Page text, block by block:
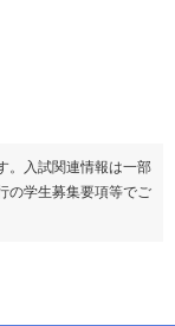
。入試関連情報は一部
の学生募集要項等でご